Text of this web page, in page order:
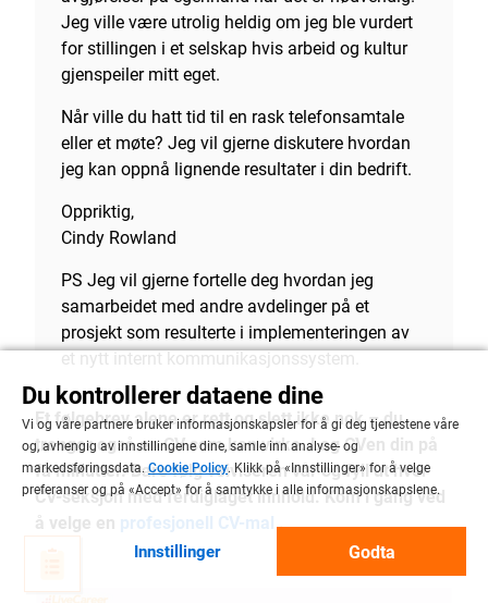
Jeg ville være utrolig heldig om jeg ble vurdert
for stillingen i et selskap hvis arbeid og kultur
gjenspeiler mitt eget.
Når ville du hatt tid til en rask telefonsamtale
eller et møte? Jeg vil gjerne diskutere hvordan
jeg kan oppnå lignende resultater i din bedrift.
Oppriktig,
Cindy Rowland
PS Jeg vil gjerne fortelle deg hvordan jeg
samarbeidet med andre avdelinger på et
prosjekt som resulterte i implementeringen av
et nytt internt kommunikasjonssystem.
Et følgebrev alene er rett og slett ikke nok – du
trenger også en CV som kan virke. Lag CVen din på
få minutter. Bare følg veiviseren vår og fyll ut hver
CV-seksjon med ferdiglaget innhold. Kom i gang ved
å velge en profesjonell CV-mal .
Du kontrollerer dataene dine
Vi og våre partnere bruker informasjonskapsler for å gi deg tjenestene våre
og, avhengig av innstillingene dine, samle inn analyse- og
markedsføringsdata.Cookie Policy. Klikk på «Innstillinger» for å velge
preferanser og på «Accept» for å samtykke i alle informasjonskapslene.
Innstillinger Godta